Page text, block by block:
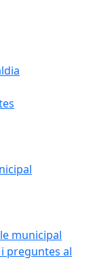
municipal
preguntes al